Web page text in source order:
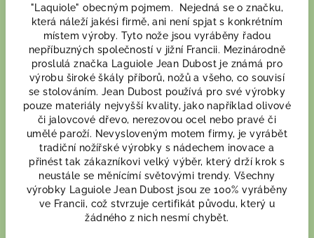
"Laquiole" obecným pojmem. Nejedná se o značku,
která náleží jakési firmě, ani není spjat s konkrétním
místem výroby. Tyto nože jsou vyráběny řadou
nepříbuzných společností v jižní Francii. Mezinárodně
proslulá značka Laguiole Jean Dubost je známá pro
výrobu široké škály příborů, nožů a všeho, co souvisí
se stolováním. Jean Dubost používá pro své výrobky
pouze materiály nejvyšší kvality, jako například olivové
či jalovcové dřevo, nerezovou ocel nebo pravé či
umělé paroží. Nevysloveným motem firmy, je vyrábět
tradiční nožířské výrobky s nádechem inovace a
přinést tak zákazníkovi velký výběr, který drží krok s
neustále se měnícímí světovými trendy. Všechny
výrobky Laguiole Jean Dubost jsou ze 100% vyráběny
ve Francii, což stvrzuje certifikát původu, který u
žádného z nich nesmí chybět.